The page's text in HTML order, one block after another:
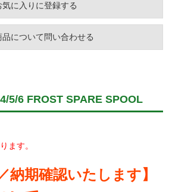
気に入りに登録する
品について問い合わせる
5/6 FROST SPARE SPOOL
ます。
納期確認いたします】